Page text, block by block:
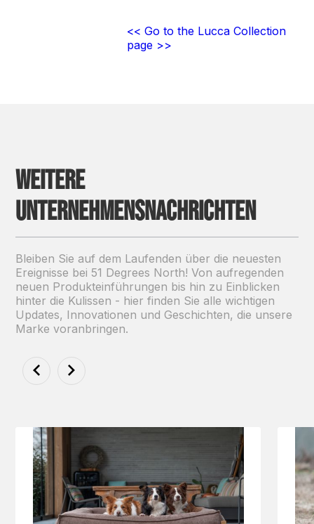
<< Go to the Lucca Collection
page >>
Weitere
Unternehmensnachrichten
Bleiben Sie auf dem Laufenden über die neuesten
Ereignisse bei 51 Degrees North! Von aufregenden
neuen Produkteinführungen bis hin zu Einblicken
hinter die Kulissen - hier finden Sie alle wichtigen
Updates, Innovationen und Geschichten, die unsere
Marke voranbringen.